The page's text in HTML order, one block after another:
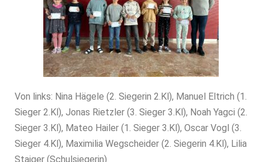
Von links: Nina Hägele (2. Siegerin 2.Kl), Manuel Eltrich (1.
Sieger 2.Kl), Jonas Rietzler (3. Sieger 3.Kl), Noah Yagci (2.
Sieger 3.Kl), Mateo Hailer (1. Sieger 3.Kl), Oscar Vogl (3.
Sieger 4.Kl), Maximilia Wegscheider (2. Siegerin 4.Kl), Lilia
Staiger (Schulsiegerin)